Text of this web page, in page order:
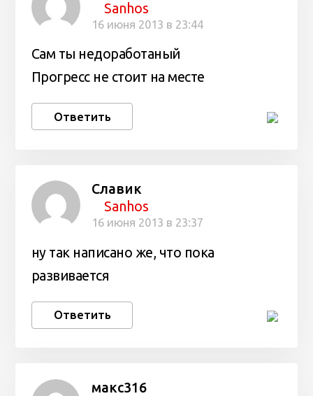
Sanhos
16 июня 2013 в 23:44
Cам ты недоработаный
Прогресс не стоит на месте
Ответить
Славик
Sanhos
16 июня 2013 в 23:37
ну так написано же, что пока
развивается
Ответить
макс316